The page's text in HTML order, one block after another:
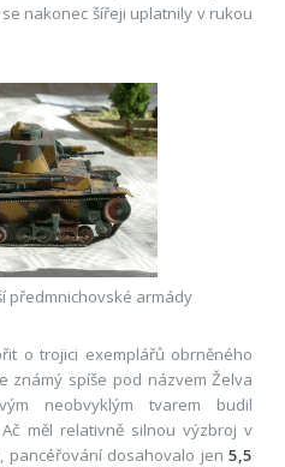
nakonec šířeji uplatnily v rukou
předmnichovské armády
o trojici exemplářů obrněného
známý spíše pod názvem Želva
neobvyklým tvarem budil
měl relativně silnou výzbroj v
pancéřování dosahovalo jen5,5